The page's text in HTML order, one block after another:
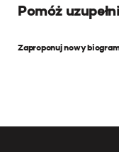
Pomóż
Zaproponuj nowy